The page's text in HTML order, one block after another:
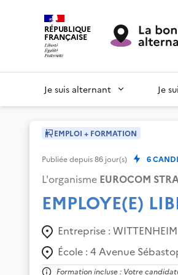
RÉPUBLIQUE
FRANÇAISE
Je suis alternant Je
EMPLOI + FORMATION
Publiée depuis86 jour(s) 6
L'organisme EUROCOM
EMPLOYE(E)
Entreprise : WITTENHEIM
École : 4 Avenue
Formation incluse : Votre